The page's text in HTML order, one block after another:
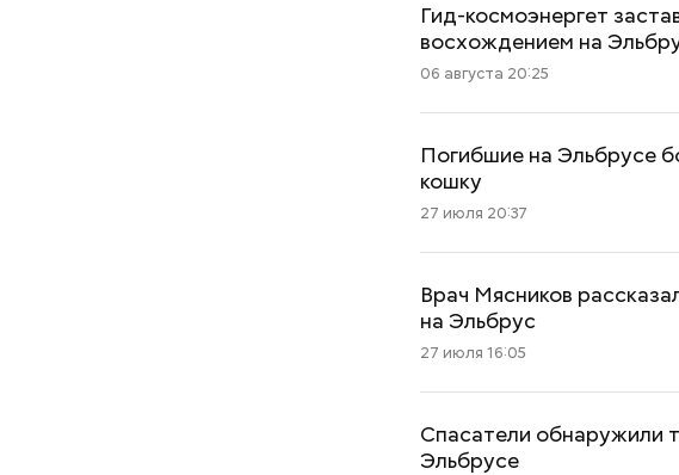
Гид-космоэнергет
восхождением на
06 августа 20:25
Погибшие на Эльбрусе
кошку
27 июля 20:37
Врач Мясников
на Эльбрус
27 июля 16:05
Спасатели обнаружили
Эльбрусе